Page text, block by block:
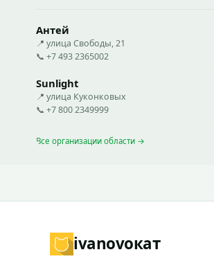
Антей
📍 улица Свободы, 21
📞 +7 493 2365002
Sunlight
📍 улица Куконковых
📞 +7 800 2349999
Все организации области →
ivanovoкат